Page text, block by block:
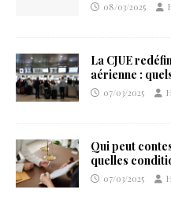
08/03/2025
La CJUE
aérienne :
07/03/2025
Qui peut
quelles
07/03/2025